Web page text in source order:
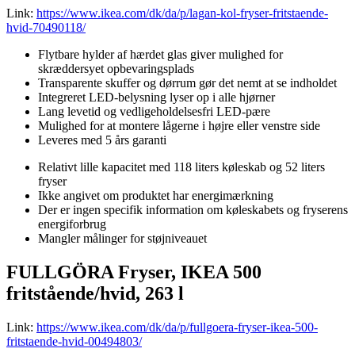
Link: https://www.ikea.com/dk/da/p/lagan-kol-fryser-fritstaende-
hvid-70490118/
Flytbare hylder af hærdet glas giver mulighed for
skræddersyet opbevaringsplads
Transparente skuffer og dørrum gør det nemt at se indholdet
Integreret LED-belysning lyser op i alle hjørner
Lang levetid og vedligeholdelsesfri LED-pære
Mulighed for at montere lågerne i højre eller venstre side
Leveres med 5 års garanti
Relativt lille kapacitet med 118 liters køleskab og 52 liters
fryser
Ikke angivet om produktet har energimærkning
Der er ingen specifik information om køleskabets og fryserens
energiforbrug
Mangler målinger for støjniveauet
FULLGÖRA Fryser, IKEA 500
fritstående/hvid, 263 l
Link: https://www.ikea.com/dk/da/p/fullgoera-fryser-ikea-500-
fritstaende-hvid-00494803/